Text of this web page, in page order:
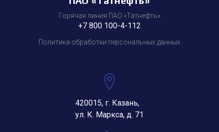
Горячая линия ПАО «Татнефть»
+7 800 100-4-112
Политика обработки персональных данных
420015, г. Казань,
ул. К. Маркса, д. 71